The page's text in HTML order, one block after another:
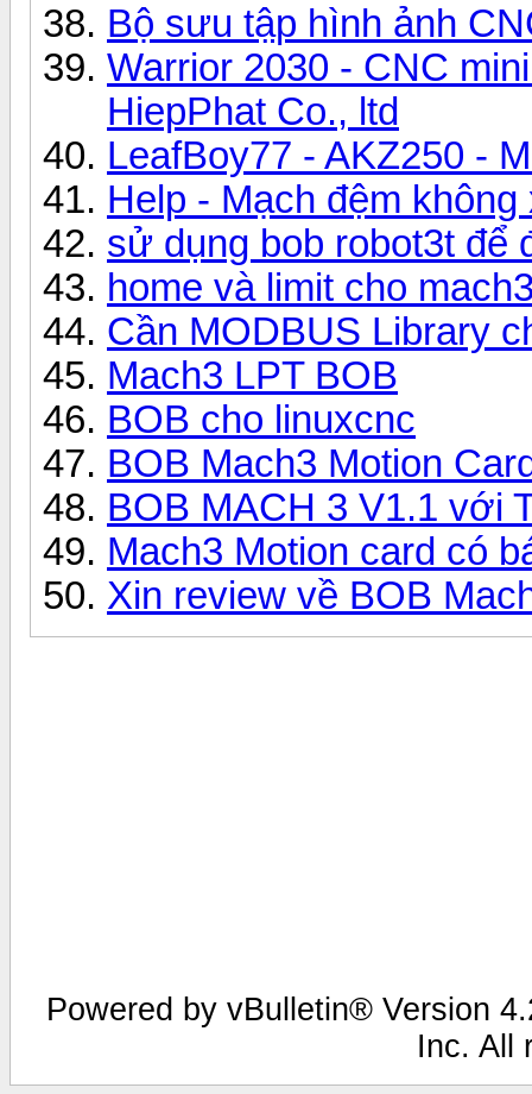
Bộ sưu tập hình ảnh
Warrior 2030 - CNC
HiepPhat Co., ltd
LeafBoy77 - AKZ250 -
Help - Mạch đệm không
sử dụng bob robot3t để
home và limit cho
Cần MODBUS Library
Mach3 LPT BOB
BOB cho linuxcnc
BOB Mach3 Motion
BOB MACH 3 V1.1 với
Mach3 Motion card có
Xin review về BOB
Powered by vBulletin® Version
Inc. All